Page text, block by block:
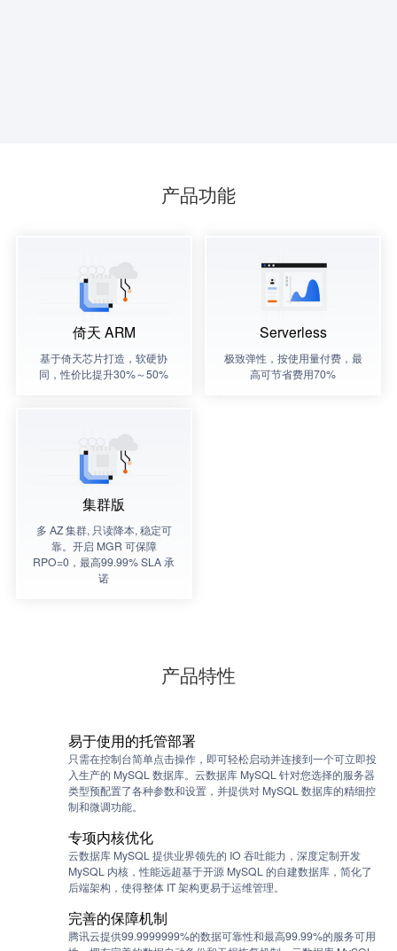
产品功能
倚天 ARM
基于倚天芯片打造，软硬协
同，性价比提升30%～50%
Serverless
极致弹性，按使用量付费，最
高可节省费用70%
集群版
多 AZ 集群, 只读降本, 稳定可
靠。开启 MGR 可保障
RPO=0，最高99.99% SLA 承
诺
产品特性
易于使用的托管部署
只需在控制台简单点击操作，即可轻松启动并连接到一个可立即投
入生产的 MySQL 数据库。云数据库 MySQL 针对您选择的服务器
类型预配置了各种参数和设置，并提供对 MySQL 数据库的精细控
制和微调功能。
专项内核优化
云数据库 MySQL 提供业界领先的 IO 吞吐能力，深度定制开发
MySQL 内核，性能远超基于开源 MySQL 的自建数据库，简化了
后端架构，使得整体 IT 架构更易于运维管理。
完善的保障机制
腾讯云提供99.9999999%的数据可靠性和最高99.99%的服务可用